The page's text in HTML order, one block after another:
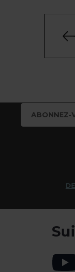
ABONNEZ-